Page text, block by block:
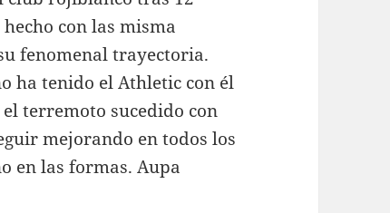
con las misma
fenomenal trayectoria.
ha tenido el Athletic con él
terremoto sucedido con
mejorando en todos los
en las formas. Aupa